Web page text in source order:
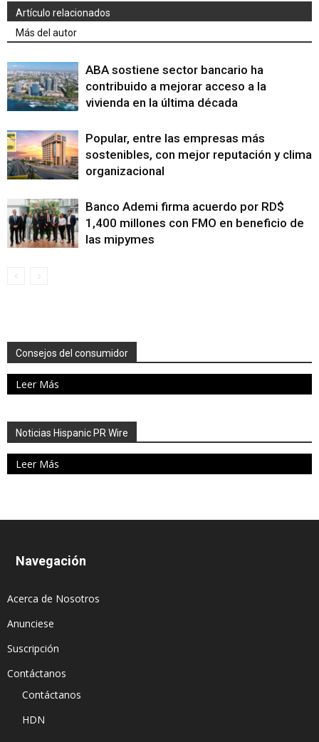
Artículo relacionados
Más del autor
ABA sostiene sector bancario ha
contribuido a mejorar acceso a la
vivienda en la última década
Popular, entre las empresas más
sostenibles, con mejor reputación y clima
organizacional
Banco Ademi firma acuerdo por RD$
1,400 millones con FMO en beneficio de
las mipymes
Consejos del consumidor
Leer Más
Noticias Hispanic PR Wire
Leer Más
Navegación
Acerca de Nosotros
Anunciese
Suscripción
Contáctanos
Contáctanos
HDN